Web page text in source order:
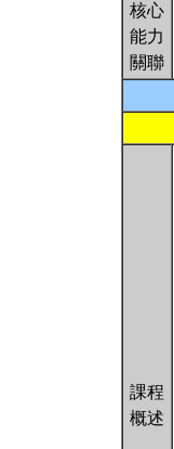
核心
能力
關聯
課程
概述